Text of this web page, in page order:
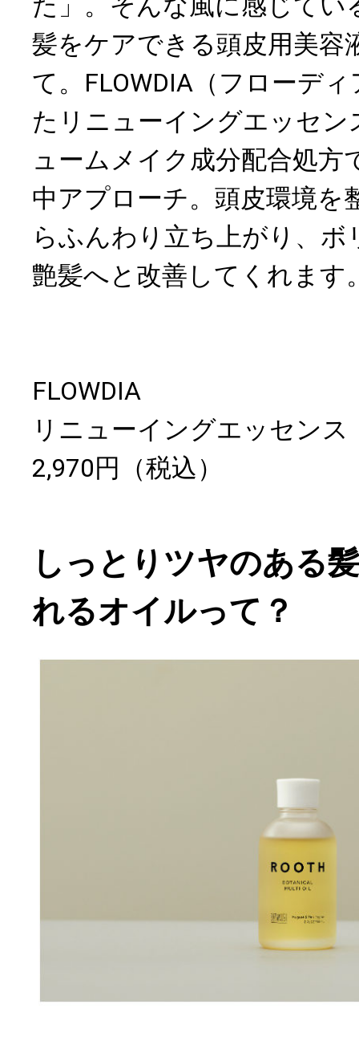
髪をケアできる頭皮用美容
て。FLOWDIA（フローデ
たリニューイングエッセン
ュームメイク成分配合処方
中アプローチ。頭皮環境を
らふんわり立ち上がり、
艶髪へと改善してくれます
FLOWDIA
リニューイングエッセンス
2,970円（税込）
しっとりツヤのある
れるオイルって？